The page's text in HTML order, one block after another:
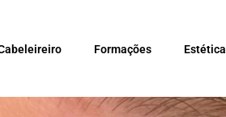
Formações Estética